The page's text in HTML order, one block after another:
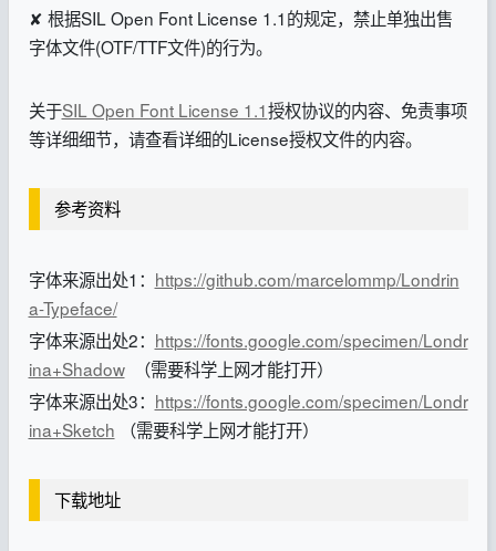
✘ 根据SIL Open Font License 1.1的规定，禁止单独出售
字体文件(OTF/TTF文件)的行为。
关于SIL Open Font License 1.1授权协议的内容、免责事项
等详细细节，请查看详细的License授权文件的内容。
参考资料
字体来源出处1： https://github.com/marcelommp/Londrin
a-Typeface/
字体来源出处2： https://fonts.google.com/specimen/Londr
ina+Shadow（需要科学上网才能打开）
字体来源出处3： https://fonts.google.com/specimen/Londr
ina+Sketch （需要科学上网才能打开）
下载地址